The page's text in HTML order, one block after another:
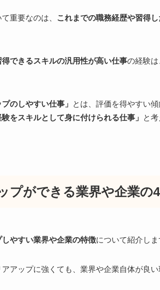
重要なのは、
これまでの職務経歴や習得
得できるスキルの汎用性が高い仕事の経験
プのしやすい仕事」 とは、評価を得やすい
験をスキルとして身に付けられる仕事」 と
プができる業界や企業の
やすい業界や企業の特徴について紹介しま
アップに強くても、業界や企業自体が良